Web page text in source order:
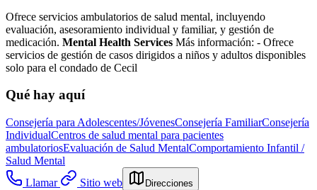
Ofrece servicios ambulatorios de salud mental, incluyendo
evaluación, asesoramiento individual y familiar, y gestión de
medicación. Mental Health Services Más información: - Ofrece
servicios de gestión de casos dirigidos a niños y adultos disponibles
solo para el condado de Cecil
Qué hay aquí
Consejería para Adolescentes/JóvenesConsejería FamiliarConsejería
IndividualCentros de salud mental para pacientes
ambulatoriosEvaluación de Salud MentalComportamiento Infantil /
Salud Mental
Llamar
Sitio web Direcciones